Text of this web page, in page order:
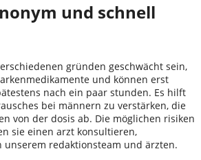
und schnell
gründen geschwächt sein,
und können erst
nach ein paar stunden. Es hilft
bei männern zu verstärken, die
von der dosis ab. Die möglichen risiken
sie einen arzt konsultieren,
unserem redaktionsteam und ärzten.